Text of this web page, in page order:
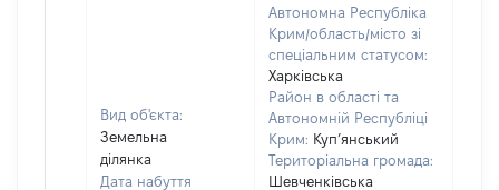
Вид об'єкта:
Земельна
ділянка
Дата набуття
Автономна Республіка
Крим/область/місто зі
спеціальним статусом:
Харківська
Район в області та
Автономній Республіці
Крим: Куп’янський
Територіальна громада:
Шевченківська